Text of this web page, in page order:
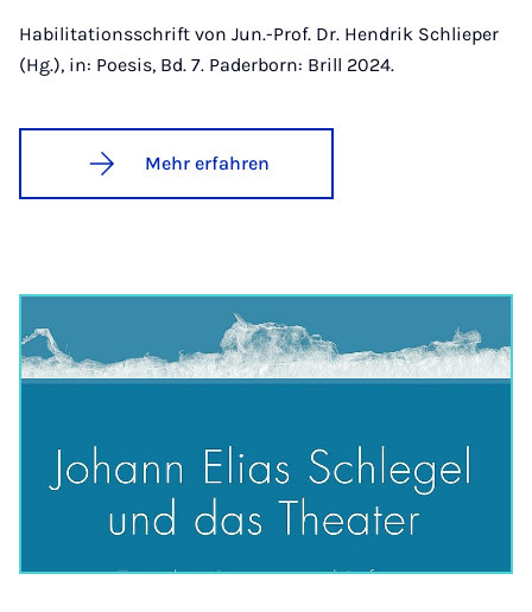
Habilitationsschrift von Jun.-Prof. Dr. Hendrik Schlieper
(Hg.), in: Poesis, Bd. 7. Paderborn: Brill 2024.
Mehr erfahren